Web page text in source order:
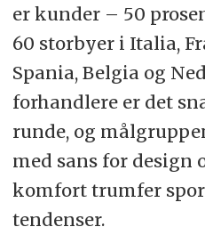
er kunder – 50
60 storbyer i Italia,
Spania, Belgia og
forhandlere er det
runde, og
med sans for design
komfort trumfer
tendenser.